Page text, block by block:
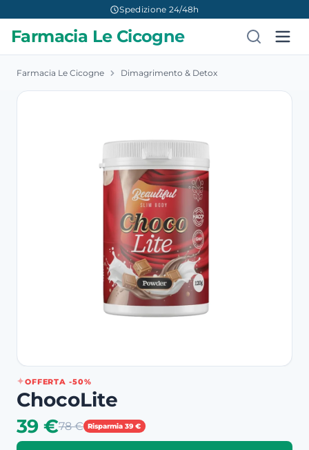
Spedizione 24/48h
Farmacia Le Cicogne
Farmacia Le Cicogne Dimagrimento & Detox
OFFERTA -50%
ChocoLite
39 €78 € Risparmia 39 €